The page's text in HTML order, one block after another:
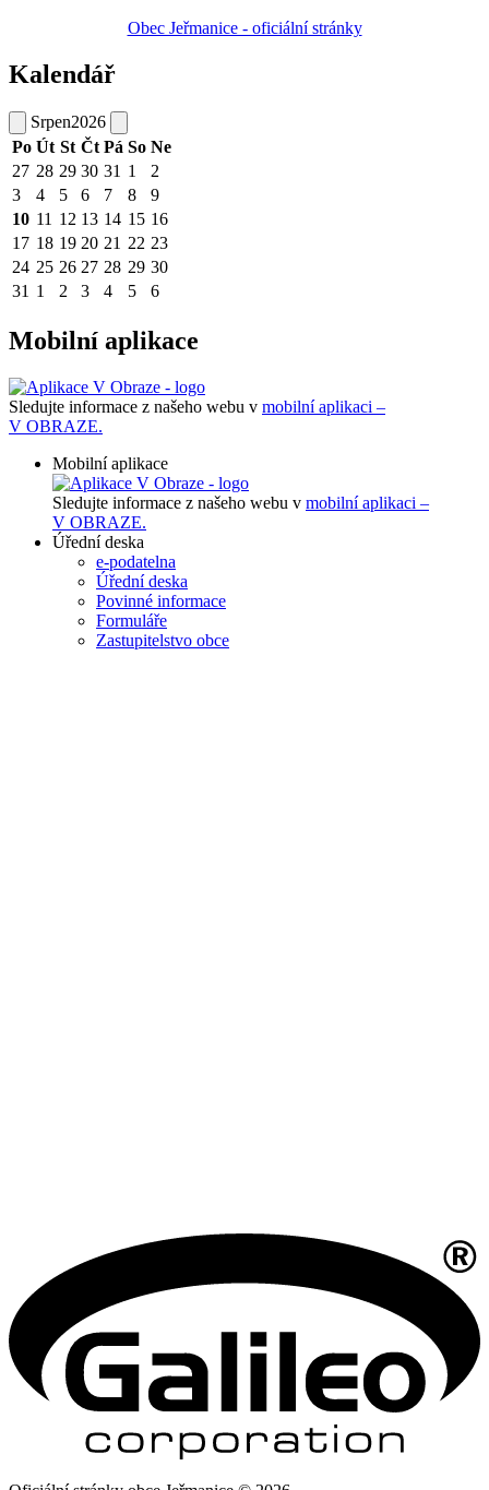
Obec Jeřmanice - oficiální stránky
Kalendář
Srpen2026
Po Út St Čt Pá So Ne
27 28 29 30 31 1
2
3
4 5 6 7 8
9
10 11 12 13 14 15 16
17 18 19 20 21 22 23
24 25 26 27 28 29 30
31 1 2 3 4 5 6
Mobilní aplikace
Sledujte informace z našeho webu v mobilní aplikaci –
V OBRAZE.
Mobilní aplikace
Sledujte informace z našeho webu v mobilní aplikaci –
V OBRAZE.
Úřední deska
e-podatelna
Úřední deska
Povinné informace
Formuláře
Zastupitelstvo obce